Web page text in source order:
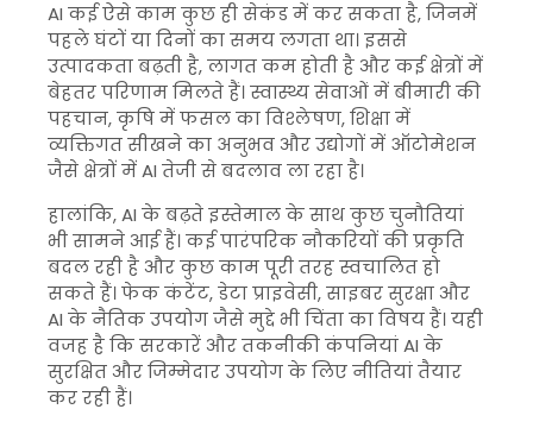
AI कई ऐसे काम कुछ ही सेकंड में कर सकता है, जिनमें
पहले घंटों या दिनों का समय लगता था। इससे
उत्पादकता बढ़ती है, लागत कम होती है और कई क्षेत्रों में
बेहतर परिणाम मिलते हैं। स्वास्थ्य सेवाओं में बीमारी की
पहचान, कृषि में फसल का विश्लेषण, शिक्षा में
व्यक्तिगत सीखने का अनुभव और उद्योगों में ऑटोमेशन
जैसे क्षेत्रों में AI तेजी से बदलाव ला रहा है।
हालांकि, AI के बढ़ते इस्तेमाल के साथ कुछ चुनौतियां
भी सामने आई हैं। कई पारंपरिक नौकरियों की प्रकृति
बदल रही है और कुछ काम पूरी तरह स्वचालित हो
सकते हैं। फेक कंटेंट, डेटा प्राइवेसी, साइबर सुरक्षा और
AI के नैतिक उपयोग जैसे मुद्दे भी चिंता का विषय हैं। यही
वजह है कि सरकारें और तकनीकी कंपनियां AI के
सुरक्षित और जिम्मेदार उपयोग के लिए नीतियां तैयार
कर रही हैं।